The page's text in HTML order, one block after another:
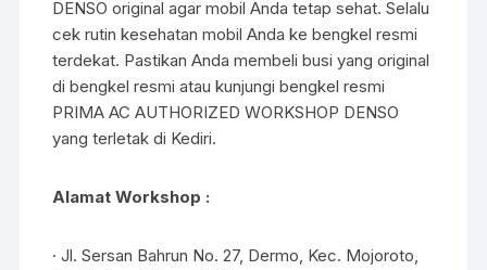
DENSO original agar mobil Anda tetap sehat. Selalu
cek rutin kesehatan mobil Anda ke bengkel resmi
terdekat. Pastikan Anda membeli busi yang original
di bengkel resmi atau kunjungi bengkel resmi
PRIMA AC AUTHORIZED WORKSHOP DENSO
yang terletak di Kediri.
Alamat Workshop :
· Jl. Sersan Bahrun No. 27, Dermo, Kec. Mojoroto,